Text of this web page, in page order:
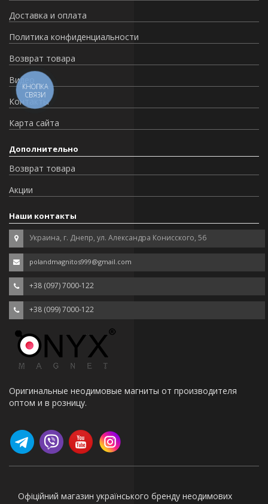
Доставка и оплата
Политика конфиденциальности
Возврат товара
Видео
Контакты
Карта сайта
Дополнительно
Возврат товара
Акции
Наши контакты
Украина, г. Днепр, ул. Александра Конисского, 56
polandmagnitos999@gmail.com
+38 (097) 7000-122
+38 (099) 7000-122
Оригинальные неодимовые магниты от производителя
оптом и в розницу.
Офіційний магазин українського бренду неодимових
КНОПКА
СВЯЗИ